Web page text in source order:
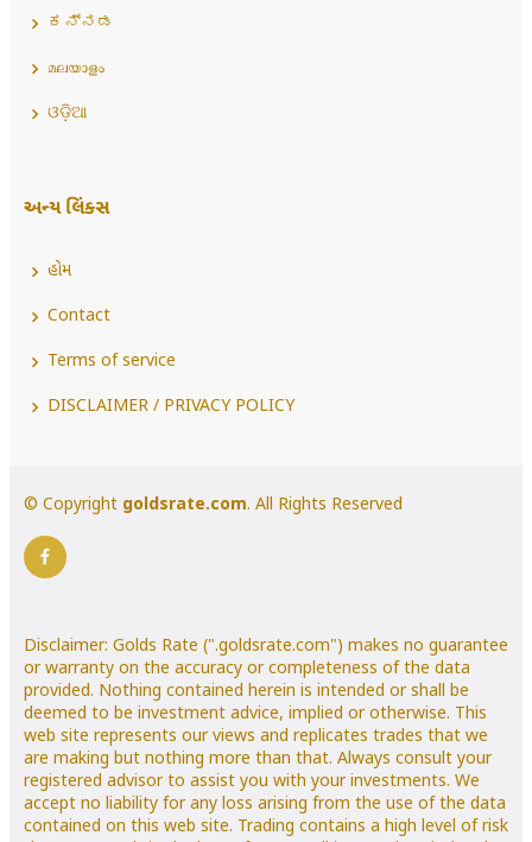
ಕನ್ನಡ
മലയാളം
ଓଡ଼ିଆ
અન્ય લિંક્સ
હોમ
Contact
Terms of service
DISCLAIMER / PRIVACY POLICY
© Copyright goldsrate.com. All Rights Reserved
Disclaimer: Golds Rate (".goldsrate.com") makes no guarantee
or warranty on the accuracy or completeness of the data
provided. Nothing contained herein is intended or shall be
deemed to be investment advice, implied or otherwise. This
web site represents our views and replicates trades that we
are making but nothing more than that. Always consult your
registered advisor to assist you with your investments. We
accept no liability for any loss arising from the use of the data
contained on this web site. Trading contains a high level of risk